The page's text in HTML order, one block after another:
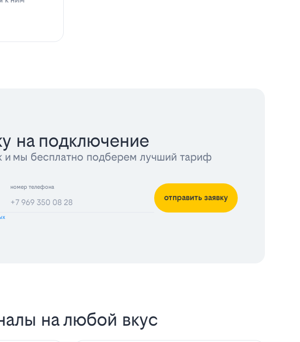
на подключение
и мы бесплатно подберем лучший тариф
номер телефона
отправить заявку
на любой вкус